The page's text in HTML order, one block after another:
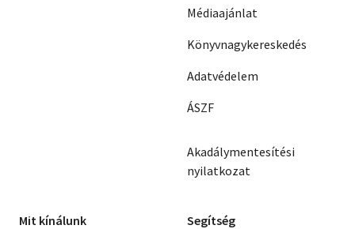
Médiaajánlat
Könyvnagykereskedés
Adatvédelem
ÁSZF
Akadálymentesítési
nyilatkozat
Mit kínálunk Segítség